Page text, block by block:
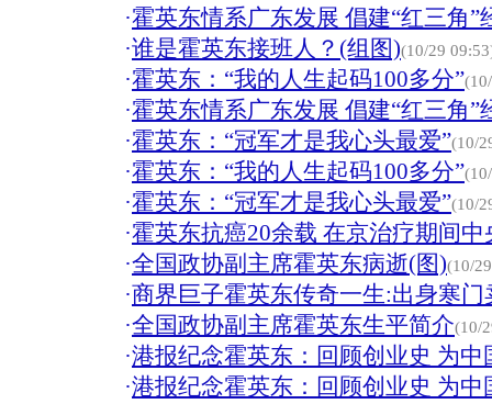
·霍英东情系广东发展 倡建“红三角”
·谁是霍英东接班人？(组图)(10/29
·霍英东：“我的人生起码100多分”
·霍英东情系广东发展 倡建“红三角”
·霍英东：“冠军才是我心头最爱”(10/
·霍英东：“我的人生起码100多分”
·霍英东：“冠军才是我心头最爱”(10/
·霍英东抗癌20余载 在京治疗期间中
·全国政协副主席霍英东病逝(图)(10/
·商界巨子霍英东传奇一生:出身寒门
·全国政协副主席霍英东生平简介(10/
·港报纪念霍英东：回顾创业史 为中
·港报纪念霍英东：回顾创业史 为中